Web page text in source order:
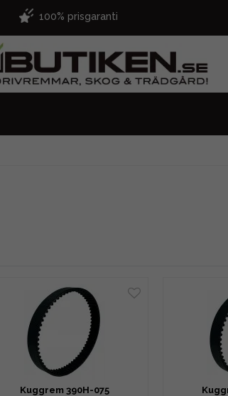
100% prisgaranti
Kuggrem 390H-075